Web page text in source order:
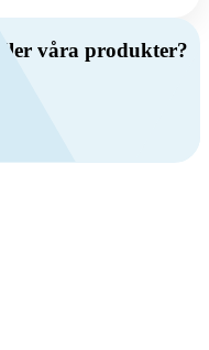
våra produkter?